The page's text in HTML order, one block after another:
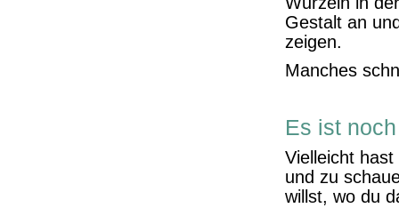
Gestalt an
zeigen.
Manches
Es ist
Vielleicht
und zu
willst, wo du